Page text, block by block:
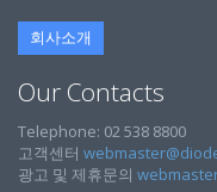
회사소개
Our Contacts
Telephone: 02 538 8800
고객센터
광고 및 제휴문의